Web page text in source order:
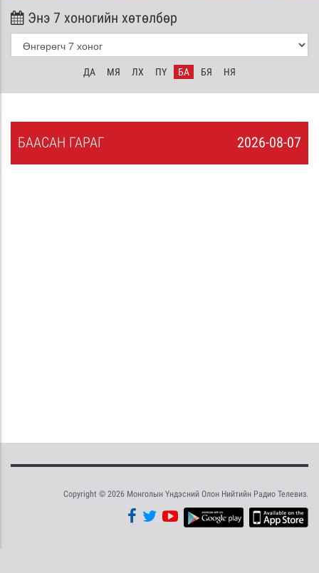
Энэ 7 хоногийн хөтөлбөр
ДА МЯ ЛХ ПҮ БА БЯ НЯ
2026-08-07
БААСАН ГАРАГ
Copyright © 2026 Монголын Үндэсний Олон Нийтийн Радио Телевиз.